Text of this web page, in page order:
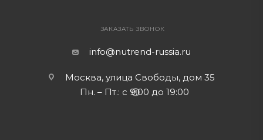
ЗАКАЗАТЬ ЗВОНОК
info@nutrend-russia.ru
Москва, улица Свободы, дом 35
Пн. – Пт.: с 9:00 до 19:00